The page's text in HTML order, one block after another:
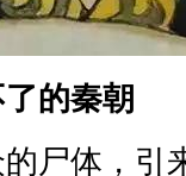
的秦朝
尸体，引